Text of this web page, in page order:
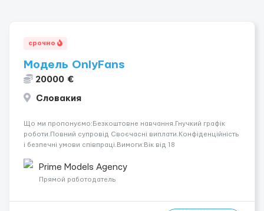
срочно
Модель OnlyFans
20000 €
Словакия
Що ми пропонуємо:Безкоштовне навчання.Гнучкий графік
роботи.Повний супровід Своєчасні виплати.Конфіденційність
і безпечні умови співпраці.Вимоги:Вік від 18
розвиватися.Досвід не обов’язковий.Якщо вас зацікавила
вакансія — залишайте відгук, і ми зв’яжемося ...
Prime Models Agency
Прямой работодатель